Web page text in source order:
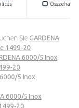
Sie GARDENA
1499-20
6000/5 Inox
20
5 Inox
6000/5 Inox
20